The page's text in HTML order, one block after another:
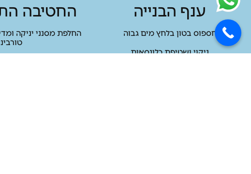
ענף הבנייה
חספוס בטון בלחץ מים גבוה
ניקוי ושטיפת כלונסאות
החטיבה
החלפת מסנני יניקה